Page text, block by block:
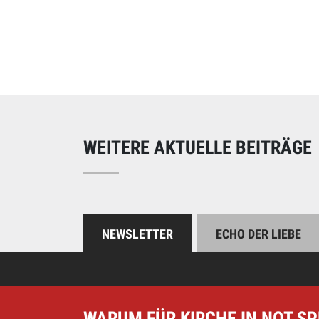
WEITERE AKTUELLE BEITRÄGE
NEWSLETTER ECHO DER LIEBE